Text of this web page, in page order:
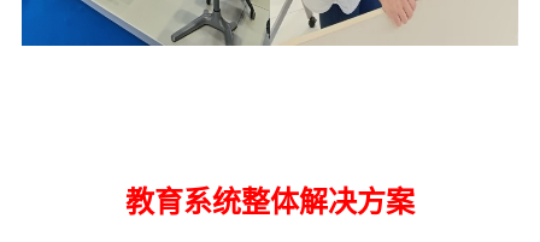
教育系统整体解决方案